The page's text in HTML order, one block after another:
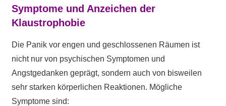
Symptome und Anzeichen der
Klaustrophobie
Die Panik vor engen und geschlossenen Räumen ist
nicht nur von psychischen Symptomen und
Angstgedanken geprägt, sondern auch von bisweilen
sehr starken körperlichen Reaktionen. Mögliche
Symptome sind: